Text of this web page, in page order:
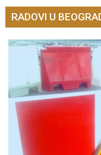
RADOVI U